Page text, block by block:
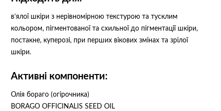
в’ялої шкіри з нерівномірною текстурою та тусклим
кольором, пігментованої та схильної до пігментації шкіри,
постакне, куперозі, при перших вікових змінах та зрілої
шкіри.
Активні компоненти:
Олія бораго (огірочника)
BORAGO OFFICINALIS SEED OIL